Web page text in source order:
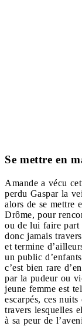
Se mettre en
Amande a vécu
perdu Gaspar la
alors de se mettre
Drôme, pour
ou de lui faire part
donc jamais
et termine
un public
c’est bien rare
par la pudeur ou
jeune femme est
escarpés, ces
travers lesquelles
à sa peur de